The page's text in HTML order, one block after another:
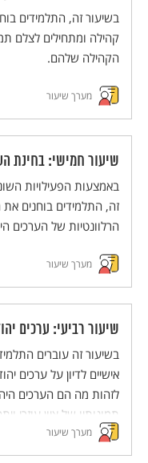
בשיעור זה, התלמידים
קהילה ומתחילים לצלם
הקהילה שלהם.
מערך שיעור
שיעור חמישי: בחינת
באמצעות הפעילויות
זה, התלמידים בוחנים
הרלוונטיות של הערכים
מערך שיעור
שיעור רביעי: ערכים
בשיעור זה עוברים
אישיים לדיון על ערכים
לזהות מה הם הערכים
תמונותיו של ציון עוזרי
ערכים יהודיים מרכזיים.
מערך שיעור